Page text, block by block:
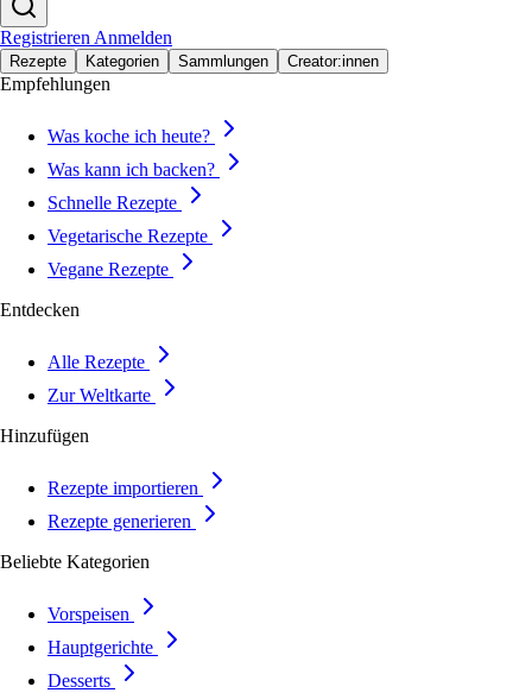
Registrieren Anmelden
Rezepte Kategorien Sammlungen Creator:innen
Empfehlungen
Was koche ich heute?
Was kann ich backen?
Schnelle Rezepte
Vegetarische Rezepte
Vegane Rezepte
Entdecken
Alle Rezepte
Zur Weltkarte
Hinzufügen
Rezepte importieren
Rezepte generieren
Beliebte Kategorien
Vorspeisen
Hauptgerichte
Desserts